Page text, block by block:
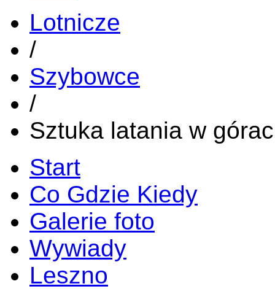
Lotnicze
/
Szybowce
/
Sztuka latania w
Start
Co Gdzie Kiedy
Galerie foto
Wywiady
Leszno